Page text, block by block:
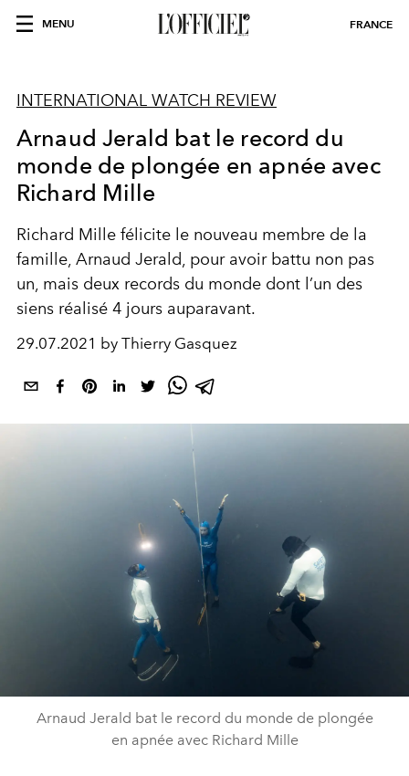
MENU FRANCE
INTERNATIONAL WATCH REVIEW
Arnaud Jerald bat le record du
monde de plongée en apnée avec
Richard Mille
Richard Mille félicite le nouveau membre de la
famille, Arnaud Jerald, pour avoir battu non pas
un, mais deux records du monde dont l’un des
siens réalisé 4 jours auparavant.
29.07.2021 by Thierry Gasquez
Arnaud Jerald bat le record du monde de plongée
en apnée avec Richard Mille